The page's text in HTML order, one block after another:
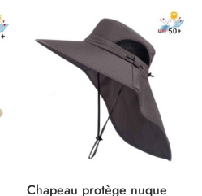
Chapeau protège nuque